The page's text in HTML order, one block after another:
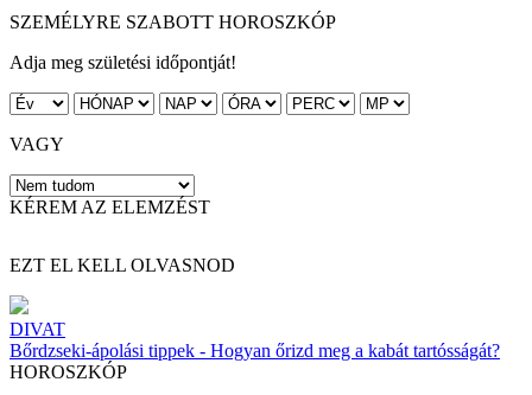
SZEMÉLYRE SZABOTT HOROSZKÓP
Adja meg születési időpontját!
VAGY
KÉREM AZ ELEMZÉST
EZT EL KELL OLVASNOD
DIVAT
Bőrdzseki-ápolási tippek - Hogyan őrizd meg a kabát tartósságát?
HOROSZKÓP